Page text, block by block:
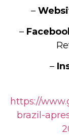
–
–
–
https://
brazil-